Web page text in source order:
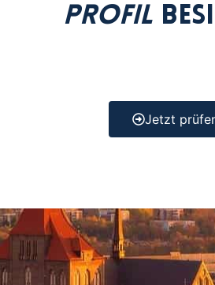
Profil
Jetzt